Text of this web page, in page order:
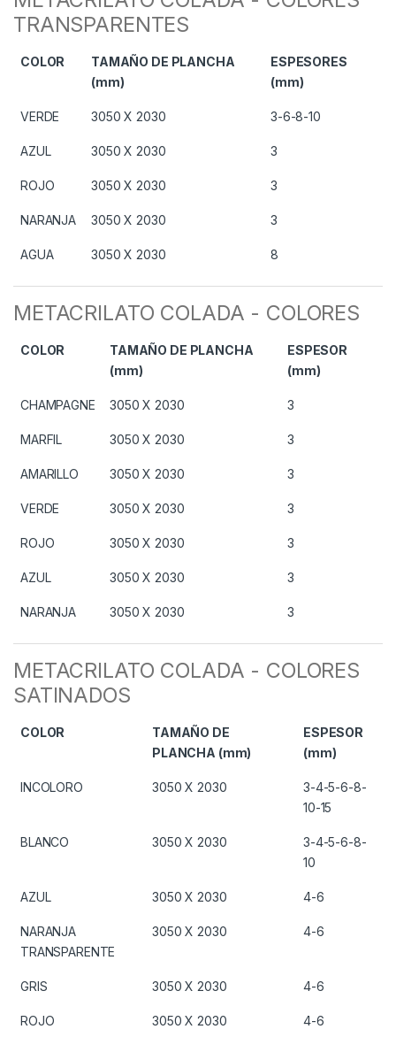
TRANSPARENTES
COLOR
TAMAÑO DE PLANCHA
(mm)
ESPESORES
(mm)
VERDE 3050 X 2030 3-6-8-10
AZUL 3050 X 2030 3
ROJO 3050 X 2030 3
NARANJA 3050 X 2030 3
AGUA 3050 X 2030 8
METACRILATO COLADA - COLORES
COLOR
TAMAÑO DE PLANCHA
(mm)
ESPESOR
(mm)
CHAMPAGNE 3050 X 2030 3
MARFIL 3050 X 2030 3
AMARILLO 3050 X 2030 3
VERDE 3050 X 2030 3
ROJO 3050 X 2030 3
AZUL 3050 X 2030 3
NARANJA 3050 X 2030 3
METACRILATO COLADA - COLORES
SATINADOS
COLOR
TAMAÑO DE
PLANCHA (mm)
ESPESOR
(mm)
INCOLORO 3050 X 2030
3-4-5-6-8-
10-15
BLANCO 3050 X 2030
3-4-5-6-8-
10
AZUL 3050 X 2030 4-6
NARANJA
TRANSPARENTE
3050 X 2030 4-6
GRIS 3050 X 2030 4-6
ROJO 3050 X 2030 4-6